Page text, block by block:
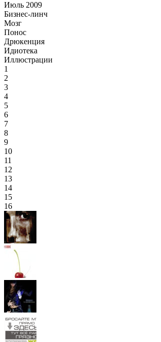
Июль 2009
Бизнес-линч
Мозг
Понос
Дрюкенция
Идиотека
Иллюстрации
1
2
3
4
5
6
7
8
9
10
11
12
13
14
15
16